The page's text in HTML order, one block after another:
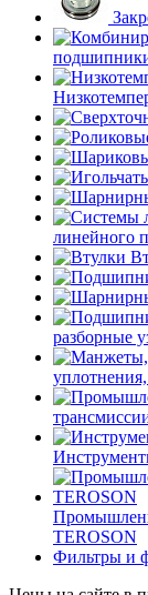
линейного
разборные
TEROSON
Фильтры и